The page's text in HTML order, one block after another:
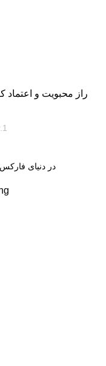
راز محبویت و اعتماد
در دنیای